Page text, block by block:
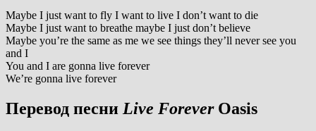
Maybe I just want to fly I want to live I don’t want to die
Maybe I just want to breathe maybe I just don’t believe
Maybe you’re the same as me we see things they’ll never see you
and I
You and I are gonna live forever
We’re gonna live forever
Перевод песни Live ForeverOasis